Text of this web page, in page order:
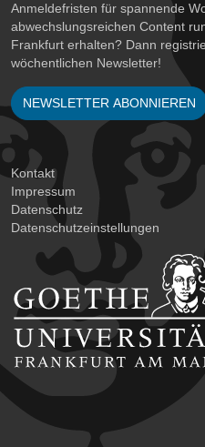
Anmeldefristen für spannende
abwechslungsreichen Content
Frankfurt erhalten? Dann
wöchentlichen Newsletter!
NEWSLETTER ABONNIEREN
Kontakt
Impressum
Datenschutz
Datenschutzeinstellungen